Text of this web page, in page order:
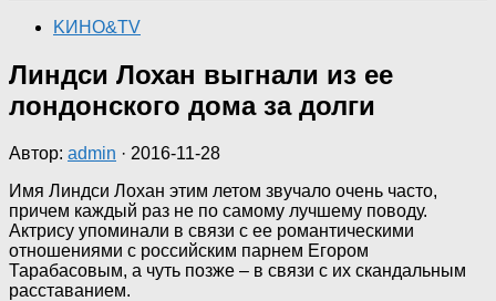
KИНО&TV
Линдси Лохан выгнали из ее
лондонского дома за долги
Автор: admin · 2016-11-28
Имя Линдси Лохан этим летом звучало очень часто,
причем каждый раз не по самому лучшему поводу.
Актрису упоминали в связи с ее романтическими
отношениями с российским парнем Егором
Тарабасовым, а чуть позже – в связи с их скандальным
расставанием.